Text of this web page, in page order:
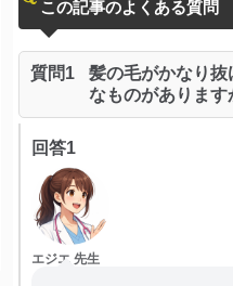
この記事のよくある質問
質問1
髪の毛がかなり抜
なものがあります
回答1
エジエ 先生